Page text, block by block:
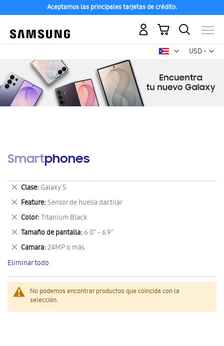
Aceptamos las principales tarjetas de crédito.
USD -
dólar
Mi carrito
Smartphones
No podemos encontrar productos que coincida con la
selección.
Clase Galaxy S
Eliminar
este
artículo
Feature Sensor de huella dactilar
Eliminar
este
artículo
Color Titanium Black
Eliminar
este
artículo
Tamaño de pantalla 6.0" - 6.9"
Eliminar
este
artículo
Camara 24MP o más
Eliminar
este
artículo
Eliminar todo